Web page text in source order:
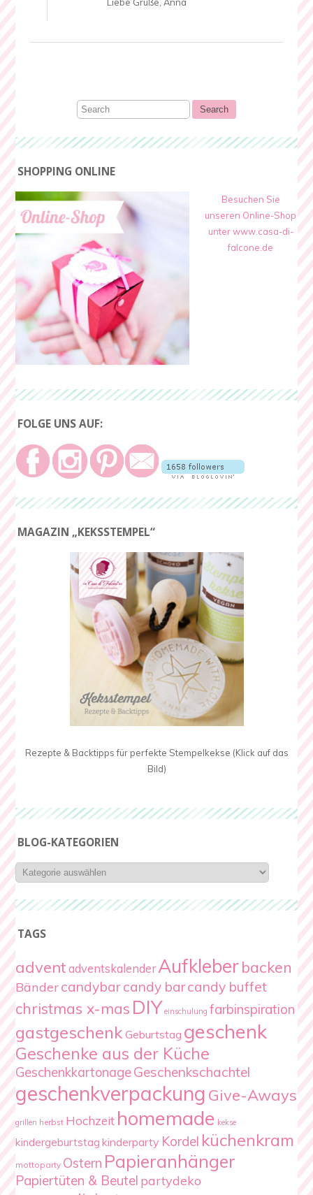
SHOPPING ONLINE
Besuchen Sie
unseren Online-Shop
unter www.casa-di-
falcone.de
FOLGE UNS AUF:
MAGAZIN „KEKSSTEMPEL“
Rezepte & Backtipps für perfekte Stempelkekse (Klick auf das
Bild)
BLOG-KATEGORIEN
Blog-
Kategorien
TAGS
advent adventskalenderAufkleberbacken
Bändercandybarcandy barcandy buffet
christmas x-mas DIY einschulung farbinspiration
gastgeschenk Geburtstag geschenk
Geschenke aus der Küche
GeschenkkartonageGeschenkschachtel
geschenkverpackung Give-Aways
grillen herbst Hochzeit homemade kekse
kindergeburtstag kinderparty Kordel küchenkram
mottoparty Ostern Papieranhänger
Papiertüten & Beutel partydeko